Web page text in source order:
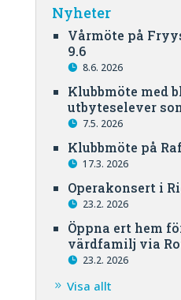
Nyheter
Vårmöte på
9.6
8.6. 2026
Klubbmöte med
utbyteselever
7.5. 2026
Klubbmöte på
17.3. 2026
Operakonsert i
23.2. 2026
Öppna ert hem
värdfamilj via
23.2. 2026
Visa allt